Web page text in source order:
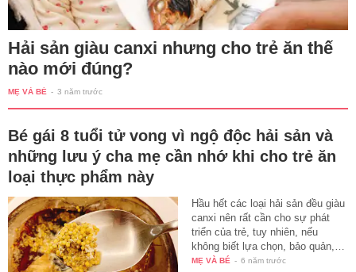
Hải sản giàu canxi nhưng cho trẻ ăn thế
nào mới đúng?
MẸ VÀ BÉ - 3 năm trước
Bé gái 8 tuổi tử vong vì ngộ độc hải sản và
những lưu ý cha mẹ cần nhớ khi cho trẻ ăn
loại thực phẩm này
Hầu hết các loại hải sản đều giàu
canxi nên rất cần cho sự phát
triển của trẻ, tuy nhiên, nếu
không biết lựa chọn, bảo quản,…
MẸ VÀ BÉ - 6 năm trước